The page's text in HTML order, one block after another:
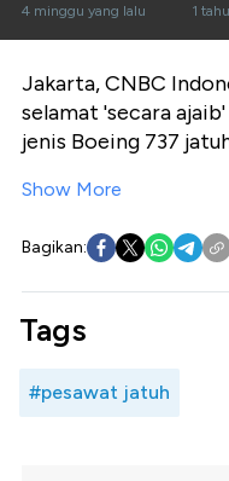
di Laut Arab
Ditemukan
4 minggu yang lalu 1
Jakarta, CNBC
selamat 'secara
jenis Boeing 737
Show More
Bagikan:
Tags
#pesawat jatuh